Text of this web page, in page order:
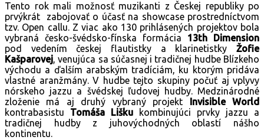
Tento rok mali možnosť muzikanti z Českej republiky po
prvýkrát zabojovať o účasť na showcase prostredníctvom
tzv. Open callu. Z viac ako 130 prihlásených projektov bola
vybraná česko-švédsko-fínska formácia 13th Dimension
pod vedením českej flautistky a klarinetistky Žofie
Kašparovej, venujúca sa súčasnej i tradičnej hudbe Blízkeho
východu a ďalším arabským tradíciám, ku ktorým pridáva
vlastné aranžmány. V hudbe tejto skupiny počuť aj vplyvy
nórskeho jazzu a švédskej ľudovej hudby. Medzinárodné
zloženie má aj druhý vybraný projekt Invisible World
kontrabasistu Tomáša Lišku kombinujúci prvky jazzu a
tradičnej hudby z juhovýchodných oblastí nášho
kontinentu.